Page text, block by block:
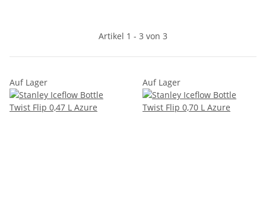
Artikel 1 - 3 von 3
Auf Lager Auf Lager